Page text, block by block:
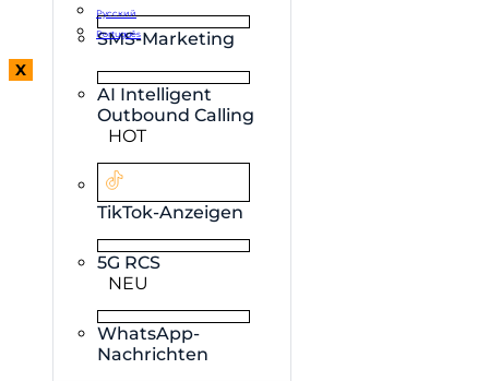
SMS-Marketing
AI Intelligent
Outbound Calling
HOT
TikTok-Anzeigen
5G RCS
NEU
WhatsApp-
Nachrichten
Русский
Português
X